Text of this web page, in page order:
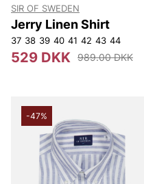
SIR OF SWEDEN
Jerry Linen Shirt
37 38 39 40 41 42 43 44
529 DKK 989.00 DKK
-47%